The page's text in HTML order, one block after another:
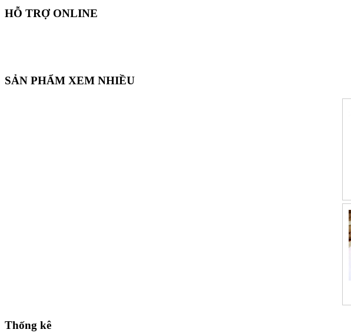
HỖ TRỢ ONLINE
SẢN PHẨM XEM NHIỀU
Thống kê